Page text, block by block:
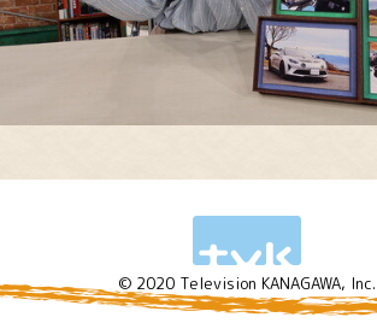
© 2020 Television KANAGAWA, Inc.